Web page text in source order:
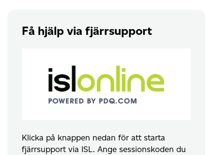
Få hjälp via fjärrsupport
Klicka på knappen nedan för att starta
fjärrsupport via ISL. Ange sessionskoden du